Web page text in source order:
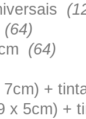
(64)
(64)
7cm) +
x 5cm) +